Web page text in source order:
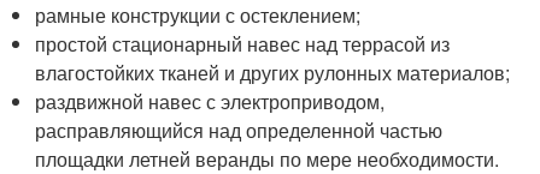
рамные конструкции с остеклением;
простой стационарный навес над террасой из
влагостойких тканей и других рулонных материалов;
раздвижной навес с электроприводом,
расправляющийся над определенной частью
площадки летней веранды по мере необходимости.